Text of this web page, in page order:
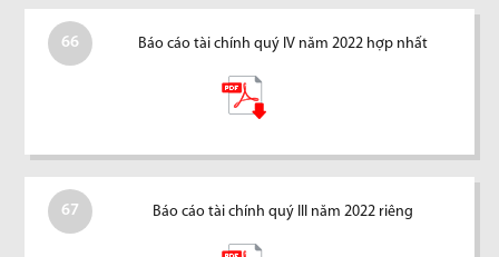
66 Báo cáo tài chính quý IV năm 2022 hợp nhất
67 Báo cáo tài chính quý III năm 2022 riêng